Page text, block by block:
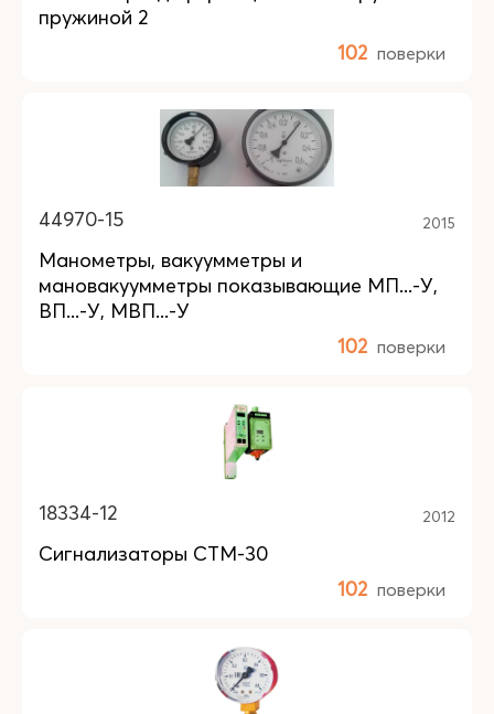
пружиной 2
102 поверки
44970-15 2015
Манометры, вакуумметры и
мановакуумметры показывающие МП...-У,
ВП...-У, МВП...-У
102 поверки
18334-12 2012
Сигнализаторы СТМ-30
102 поверки